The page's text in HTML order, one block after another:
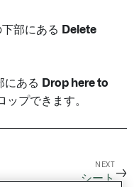
部にある Delete
にある Drop here to
プできます。
NEXT
シート→